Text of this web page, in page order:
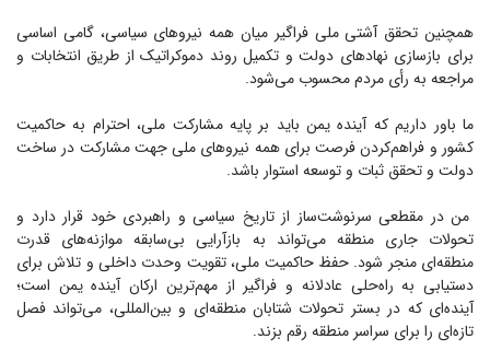
همچنین تحقق آشتی ملی فراگیر میان همه نیرو‌های سیاسی، گامی اساسی
برای بازسازی نهاد‌های دولت و تکمیل روند دموکراتیک از طریق انتخابات و
مراجعه به رأی مردم محسوب می‌شود.
ما باور داریم که آینده یمن باید بر پایه مشارکت ملی، احترام به حاکمیت
کشور و فراهم‌کردن فرصت برای همه نیرو‌های ملی جهت مشارکت در ساخت
دولت و تحقق ثبات و توسعه استوار باشد.
من در مقطعی سرنوشت‌ساز از تاریخ سیاسی و راهبردی خود قرار دارد و
تحولات جاری منطقه می‌تواند به بازآرایی بی‌سابقه موازنه‌های قدرت
منطقه‌ای منجر شود. حفظ حاکمیت ملی، تقویت وحدت داخلی و تلاش برای
دستیابی به راه‌حلی عادلانه و فراگیر از مهم‌ترین ارکان آینده یمن است؛
آینده‌ای که در بستر تحولات شتابان منطقه‌ای و بین‌المللی، می‌تواند فصل
تازه‌ای را برای سراسر منطقه رقم بزند.